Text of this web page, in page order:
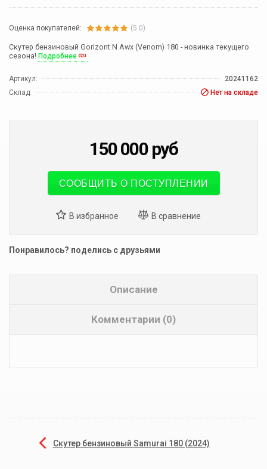
Оценка покупателей: (5.0)
Скутер бензиновый Gorizont N Awx (Venom) 180 - новинка текущего
сезона! Подробнее
Артикул:
20241162
Склад:
Нет на складе
150 000 руб
СООБЩИТЬ О ПОСТУПЛЕНИИ
Понравилось? поделись с друзьями
Описание
Комментарии (0)
Скутер бензиновый Samurai 180 (2024)